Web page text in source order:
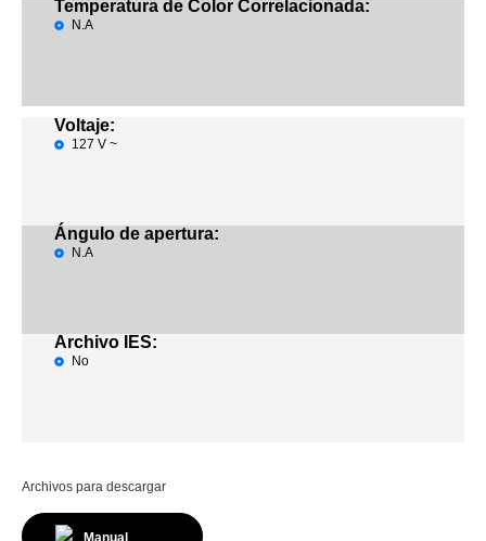
Temperatura de Color Correlacionada:
N.A
Voltaje:
127 V ~
Ángulo de apertura:
N.A
Archivo IES:
No
Archivos para descargar
Manual